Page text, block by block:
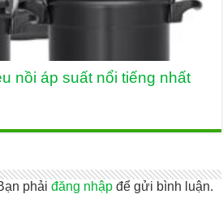
nồi áp suất nổi tiếng nhất
phảiđăng nhập để gửi bình luận.